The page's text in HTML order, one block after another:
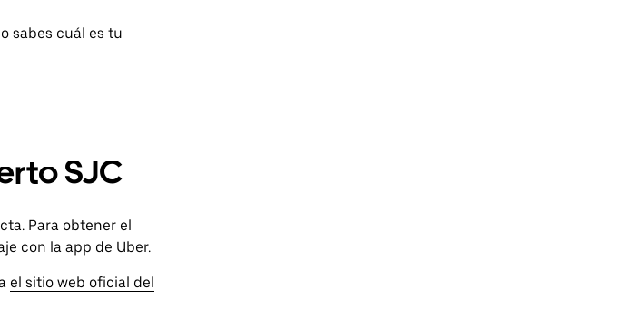
sabes cuál es tu
SJC
Para obtener el
con la app de Uber.
el sitio web oficial del